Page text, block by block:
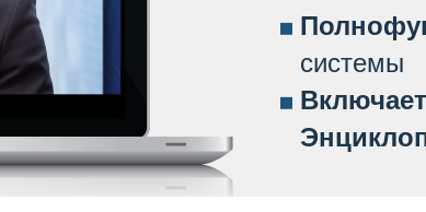
системы
ключает